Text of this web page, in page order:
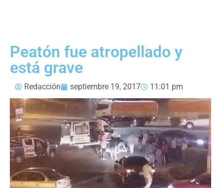
Peatón fue atropellado y
está grave
Redacción septiembre 19, 2017 11:01 pm